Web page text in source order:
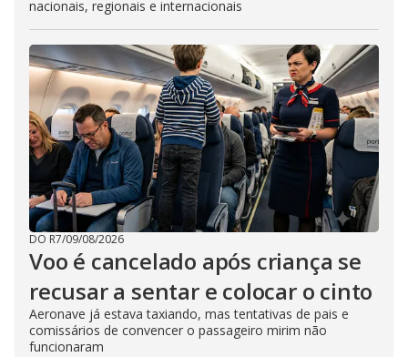
nacionais, regionais e internacionais
DO R7/09/08/2026
Voo é cancelado após criança se
recusar a sentar e colocar o cinto
Aeronave já estava taxiando, mas tentativas de pais e
comissários de convencer o passageiro mirim não
funcionaram